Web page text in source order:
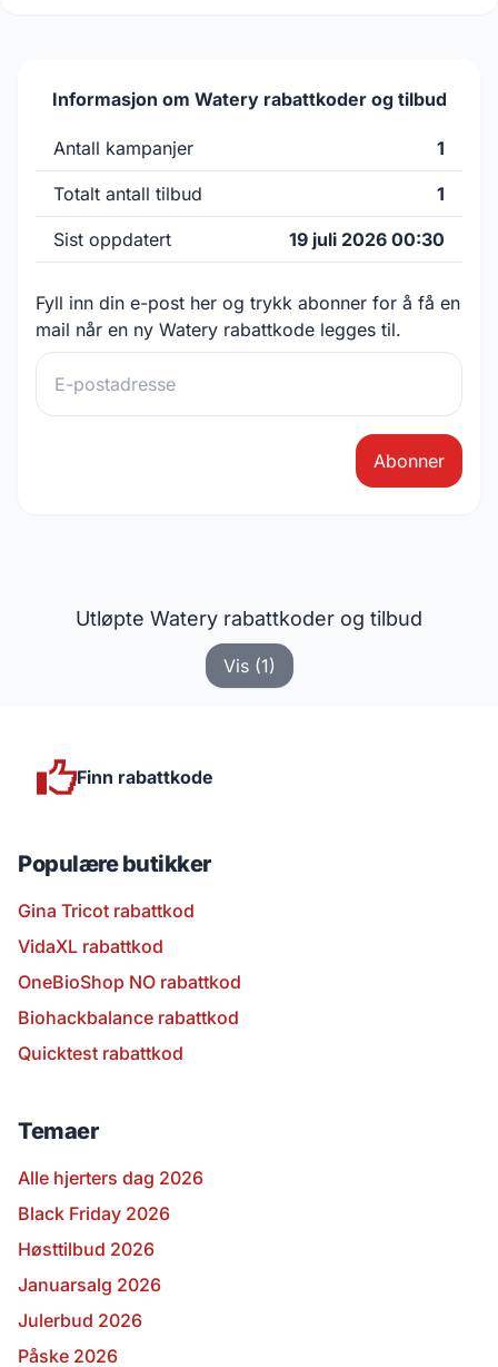
Informasjon om Watery rabattkoder og tilbud
Antall kampanjer 1
Totalt antall tilbud 1
Sist oppdatert 19 juli 2026 00:30
Fyll inn din e-post her og trykk abonner for å få en
mail når en ny Watery rabattkode legges til.
Abonner
Utløpte Watery rabattkoder og tilbud
Vis (1)
Finn rabattkode
Populære butikker
Gina Tricot rabattkod
VidaXL rabattkod
OneBioShop NO rabattkod
Biohackbalance rabattkod
Quicktest rabattkod
Temaer
Alle hjerters dag 2026
Black Friday 2026
Høsttilbud 2026
Januarsalg 2026
Julerbud 2026
Påske 2026